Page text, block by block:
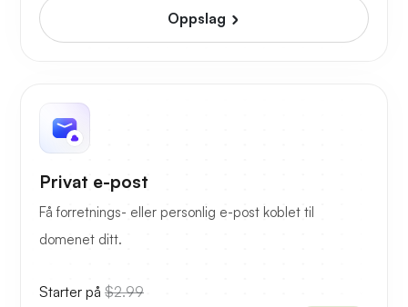
Oppslag
Privat e-post
Få forretnings- eller personlig e-post koblet til
domenet ditt.
Starter på $2.99